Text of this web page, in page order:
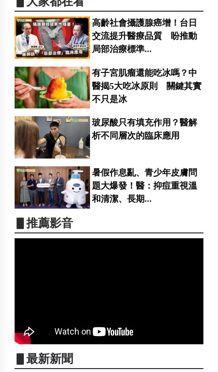
高齡社會攝護腺癌增！台日
交流提升醫療品質 盼推動
局部治療標準...
有子宮肌瘤還能吃冰嗎？中
醫揭5大吃冰原則 關鍵其實
不只是冰
玻尿酸只有填充作用？醫解
析不同層次的臨床應用
暑假作息亂、青少年皮膚問
題大爆發！醫：抑痘重視溫
和清潔、長期...
▋推薦影音
▋最新新聞